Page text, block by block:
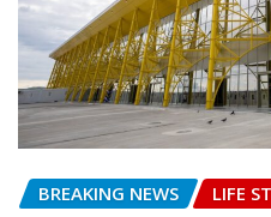
BREAKING NEWS LIFE